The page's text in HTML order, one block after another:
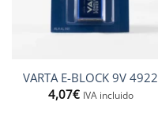
VARTA E-BLOCK 9V 4922
4,07€ IVA incluido